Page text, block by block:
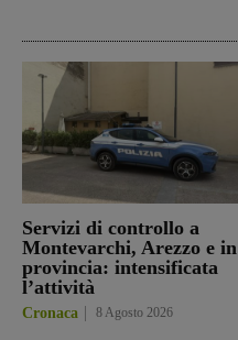
Servizi di controllo a
Montevarchi, Arezzo e in
provincia: intensificata
l’attività
Cronaca 8 Agosto 2026